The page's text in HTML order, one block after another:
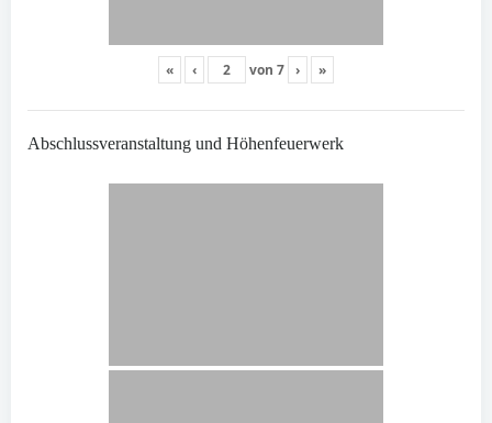
« ‹ von 7 › »
Abschlussveranstaltung und Höhenfeuerwerk